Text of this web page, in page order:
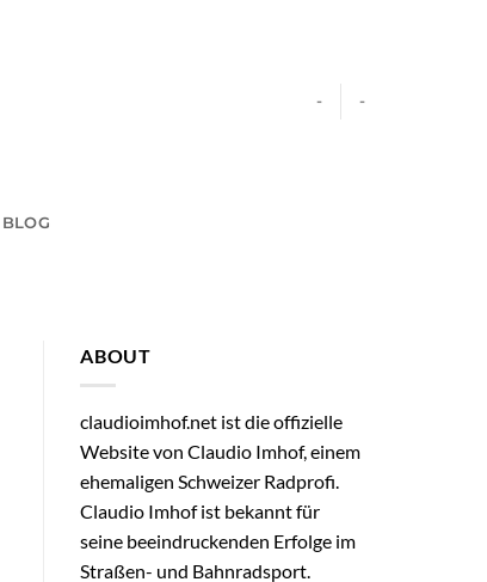
- -
BLOG
ABOUT
claudioimhof.net ist die offizielle
Website von Claudio Imhof, einem
ehemaligen Schweizer Radprofi.
Claudio Imhof ist bekannt für
seine beeindruckenden Erfolge im
Straßen- und Bahnradsport.